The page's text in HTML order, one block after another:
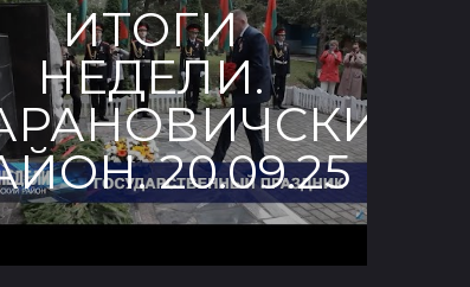
ИТОГИ
НЕДЕЛИ.
20.09.25